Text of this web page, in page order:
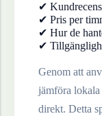
✔
✔ Pris per
✔ Hur de
✔
Genom att
jämföra
direkt. Detta